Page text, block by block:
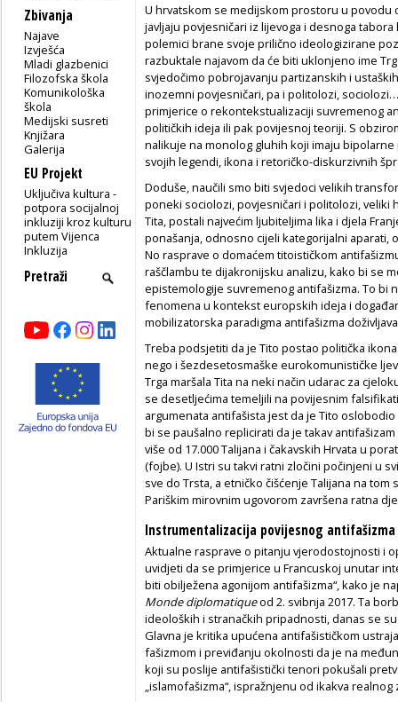
Zbivanja
Najave
Izvješća
Mladi glazbenici
Filozofska škola
Komunikološka
škola
Medijski susreti
Knjižara
Galerija
EU Projekt
Uključiva kultura -
potpora socijalnoj
inkluziji kroz kulturu
putem Vijenca
Inkluzija
U hrvatskom se medijskom prostoru u povodu
javljaju povjesničari iz lijevoga i desnoga
polemici brane svoje prilično ideologizirane
razbuktale najavom da će biti uklonjeno ime
svjedočimo pobrojavanju partizanskih i
inozemni povjesničari, pa i politolozi,
primjerice o rekontekstualizaciji suvremenog
političkih ideja ili pak povijesnoj teoriji. S
nalikuje na monolog gluhih koji imaju
svojih legendi, ikona i retoričko-diskurzivnih
Doduše, naučili smo biti svjedoci velikih
poneki sociolozi, povjesničari i politolozi, veliki
Tita, postali najvećim ljubiteljima lika i djela
ponašanja, odnosno cijeli kategorijalni aparati,
No rasprave o domaćem titoističkom
raščlambu te dijakronijsku analizu, kako bi se
epistemologije suvremenog antifašizma. To bi
fenomena u kontekst europskih ideja i
mobilizatorska paradigma antifašizma
Treba podsjetiti da je Tito postao politička
nego i šezdesetosmaške eurokomunističke
Trga maršala Tita na neki način udarac za
se desetljećima temeljili na povijesnim
argumenata antifašista jest da je Tito
bi se paušalno replicirati da je takav
više od 17.000 Talijana i čakavskih Hrvata u
(fojbe). U Istri su takvi ratni zločini počinjeni u
sve do Trsta, a etničko čišćenje Talijana na
Pariškim mirovnim ugovorom završena ratna
Instrumentalizacija povijesnog antifašizma
Aktualne rasprave o pitanju vjerodostojnosti i
uvidjeti da se primjerice u Francuskoj unutar
biti obilježena agonijom antifašizma“, kako je
Monde diplomatiqueod 2. svibnja 2017. Ta
ideoloških i stranačkih pripadnosti, danas se
Glavna je kritika upućena antifašističkom
fašizmom i previđanju okolnosti da je na
koji su poslije antifašistički tenori pokušali
„islamofašizma“, ispražnjenu od ikakva realnog